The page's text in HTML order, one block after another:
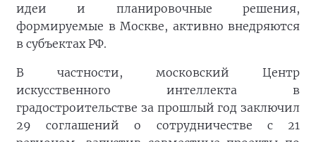
идеи и планировочные решения,
формируемые в Москве, активно внедряются
в субъектах РФ.
В частности, московский Центр
искусственного интеллекта в
градостроительстве за прошлый год заключил
29 соглашений о сотрудничестве с 21